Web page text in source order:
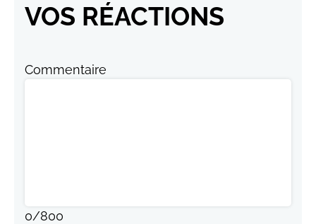
VOS RÉACTIONS
Commentaire
0/800